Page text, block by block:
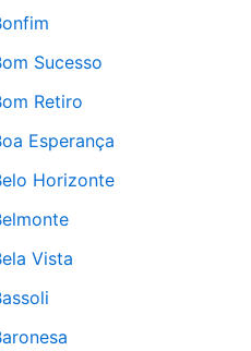
Sucesso
Retiro
Esperança
Horizonte
Vista